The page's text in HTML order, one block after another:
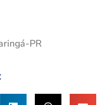
PR